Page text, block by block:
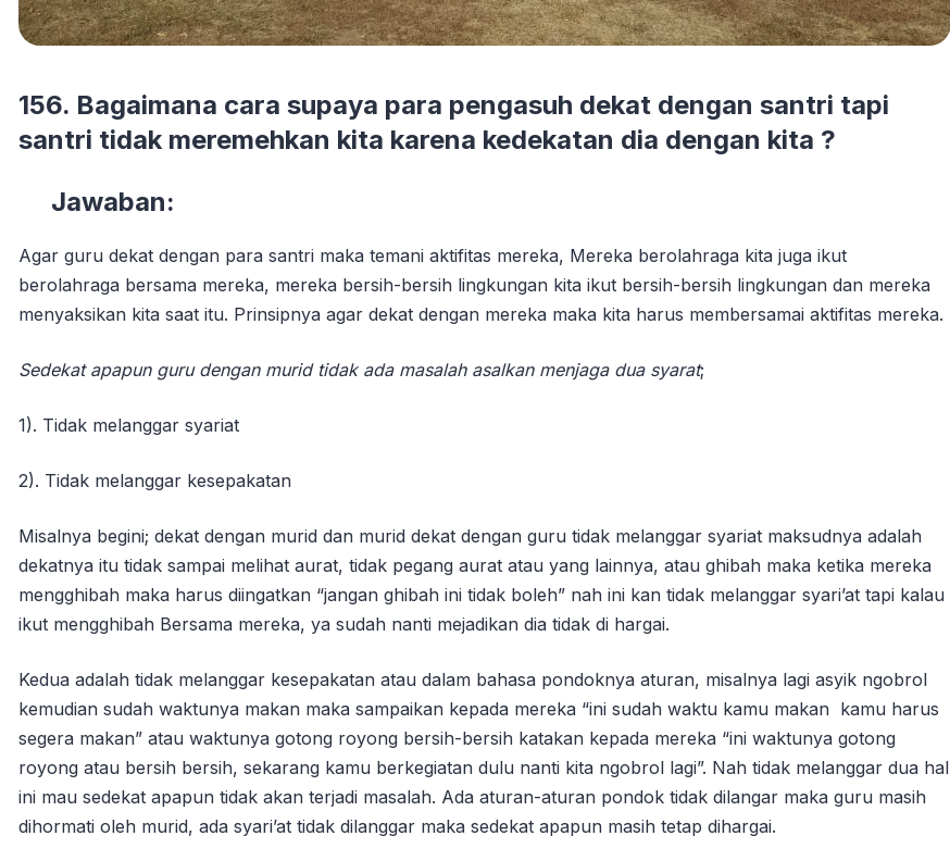
156. Bagaimana cara supaya para pengasuh dekat dengan santri tapi
santri tidak meremehkan kita karena kedekatan dia dengan kita ?
Jawaban:
Agar guru dekat dengan para santri maka temani aktifitas mereka, Mereka berolahraga kita juga ikut
berolahraga bersama mereka, mereka bersih-bersih lingkungan kita ikut bersih-bersih lingkungan dan mereka
menyaksikan kita saat itu. Prinsipnya agar dekat dengan mereka maka kita harus membersamai aktifitas mereka.
Sedekat apapun guru dengan murid tidak ada masalah asalkan menjaga dua syarat;
1). Tidak melanggar syariat
2). Tidak melanggar kesepakatan
Misalnya begini; dekat dengan murid dan murid dekat dengan guru tidak melanggar syariat maksudnya adalah
dekatnya itu tidak sampai melihat aurat, tidak pegang aurat atau yang lainnya, atau ghibah maka ketika mereka
mengghibah maka harus diingatkan “jangan ghibah ini tidak boleh” nah ini kan tidak melanggar syari’at tapi kalau
ikut mengghibah Bersama mereka, ya sudah nanti mejadikan dia tidak di hargai.
Kedua adalah tidak melanggar kesepakatan atau dalam bahasa pondoknya aturan, misalnya lagi asyik ngobrol
kemudian sudah waktunya makan maka sampaikan kepada mereka “ini sudah waktu kamu makan kamu harus
segera makan” atau waktunya gotong royong bersih-bersih katakan kepada mereka “ini waktunya gotong
royong atau bersih bersih, sekarang kamu berkegiatan dulu nanti kita ngobrol lagi”. Nah tidak melanggar dua hal
ini mau sedekat apapun tidak akan terjadi masalah. Ada aturan-aturan pondok tidak dilangar maka guru masih
dihormati oleh murid, ada syari’at tidak dilanggar maka sedekat apapun masih tetap dihargai.